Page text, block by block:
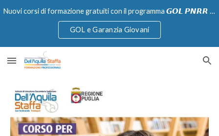
Nuovi corsi di formazione gratuiti con il programma 𝙂𝙊𝙇 𝙋𝙉𝙍𝙍 e Garanzia Giovani
GOL e Garanzia Giovani